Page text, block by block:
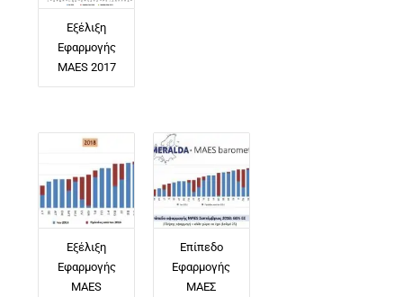
Εξέλιξη
Εφαρμογής
MAES 2017
Εξέλιξη
Εφαρμογής
MAES
Επίπεδο
Εφαρμογής
ΜΑΕΣ